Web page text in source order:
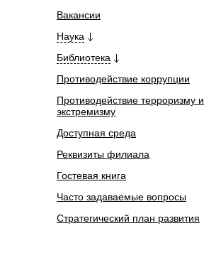
Вакансии
Наука
Библиотека
Противодействие коррупции
Противодействие терроризму и
экстремизму
Доступная среда
Реквизиты филиала
Гостевая книга
Часто задаваемые вопросы
Стратегический план развития